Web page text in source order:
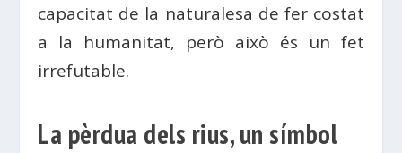
capacitat de la naturalesa de fer costat
a la humanitat, però això és un fet
irrefutable.
La pèrdua dels rius, un símbol